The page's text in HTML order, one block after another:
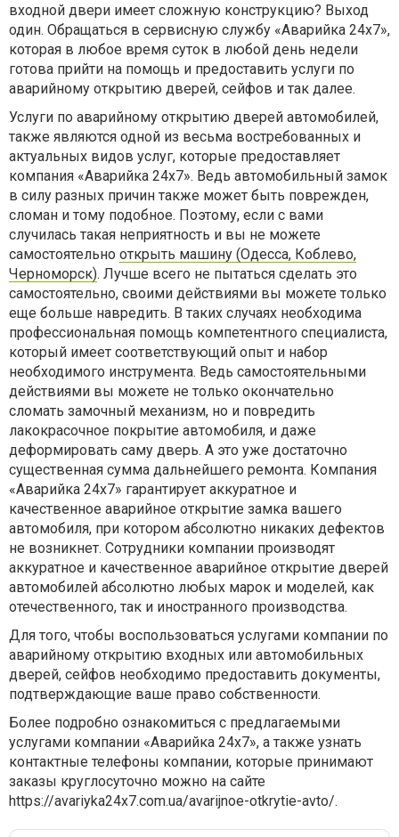
входной двери имеет сложную конструкцию? Выход
один. Обращаться в сервисную службу «Аварийка 24х7»,
которая в любое время суток в любой день недели
готова прийти на помощь и предоставить услуги по
аварийному открытию дверей, сейфов и так далее.
Услуги по аварийному открытию дверей автомобилей,
также являются одной из весьма востребованных и
актуальных видов услуг, которые предоставляет
компания «Аварийка 24х7». Ведь автомобильный замок
в силу разных причин также может быть поврежден,
сломан и тому подобное. Поэтому, если с вами
случилась такая неприятность и вы не можете
самостоятельно открыть машину (Одесса, Коблево,
Черноморск). Лучше всего не пытаться сделать это
самостоятельно, своими действиями вы можете только
еще больше навредить. В таких случаях необходима
профессиональная помощь компетентного специалиста,
который имеет соответствующий опыт и набор
необходимого инструмента. Ведь самостоятельными
действиями вы можете не только окончательно
сломать замочный механизм, но и повредить
лакокрасочное покрытие автомобиля, и даже
деформировать саму дверь. А это уже достаточно
существенная сумма дальнейшего ремонта. Компания
«Аварийка 24х7» гарантирует аккуратное и
качественное аварийное открытие замка вашего
автомобиля, при котором абсолютно никаких дефектов
не возникнет. Сотрудники компании производят
аккуратное и качественное аварийное открытие дверей
автомобилей абсолютно любых марок и моделей, как
отечественного, так и иностранного производства.
Для того, чтобы воспользоваться услугами компании по
аварийному открытию входных или автомобильных
дверей, сейфов необходимо предоставить документы,
подтверждающие ваше право собственности.
Более подробно ознакомиться с предлагаемыми
услугами компании «Аварийка 24х7», а также узнать
контактные телефоны компании, которые принимают
заказы круглосуточно можно на сайте
https://avariyka24x7.com.ua/avarijnoe-otkrytie-avto/.